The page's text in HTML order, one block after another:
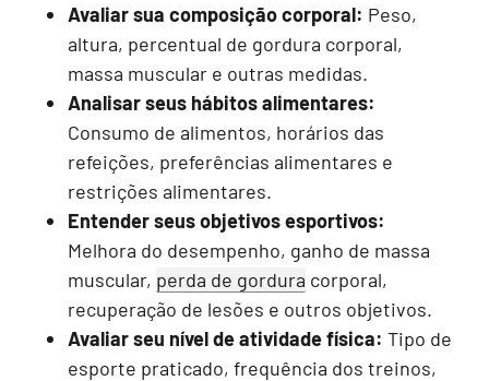
Avaliar sua composição corporal: Peso,
altura, percentual de gordura corporal,
massa muscular e outras medidas.
Analisar seus hábitos alimentares:
Consumo de alimentos, horários das
refeições, preferências alimentares e
restrições alimentares.
Entender seus objetivos esportivos:
Melhora do desempenho, ganho de massa
muscular, perda de gordura corporal,
recuperação de lesões e outros objetivos.
Avaliar seu nível de atividade física: Tipo de
esporte praticado, frequência dos treinos,